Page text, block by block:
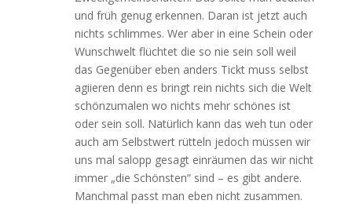
und früh genug erkennen. Daran ist jetzt auch
nichts schlimmes. Wer aber in eine Schein oder
Wunschwelt flüchtet die so nie sein soll weil
das Gegenüber eben anders Tickt muss selbst
agiieren denn es bringt rein nichts sich die Welt
schönzumalen wo nichts mehr schönes ist
oder sein soll. Natürlich kann das weh tun oder
auch am Selbstwert rütteln jedoch müssen wir
uns mal salopp gesagt einräumen das wir nicht
immer „die Schönsten“ sind – es gibt andere.
Manchmal passt man eben nicht zusammen.